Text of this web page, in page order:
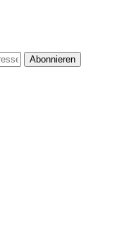
Abonnieren